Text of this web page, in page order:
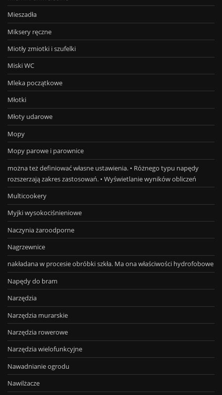
Mieszadła
Miksery ręczne
Miotły zmiotki i szufelki
Miski WC
Mleka początkowe
Młotki
Młoty udarowe
Mopy
Mopy parowe i parownice
można też definiować własne ustawienia. • Różnego typu napędy
rozszerzają zakres zastosowań. • Wyświetlanie wyników obliczeń
Multicookery
Myjki wysokociśnieniowe
Naczynia żaroodporne
Nagrzewnice
nakładana w procesie obróbki szkła. Ma ona właściwości hydrofobowe
Napędy do bram
Narzędzia
Narzędzia murarskie
Narzędzia rowerowe
Narzędzia wielofunkcyjne
Nawadnianie ogrodu
Nawilżacze